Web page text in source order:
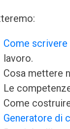
Come
lavoro.
Cosa mettere
Le
Come
Generatore di